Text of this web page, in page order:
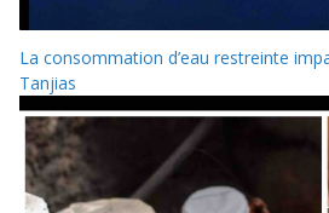
La consommation d’eau restreinte
Tanjias